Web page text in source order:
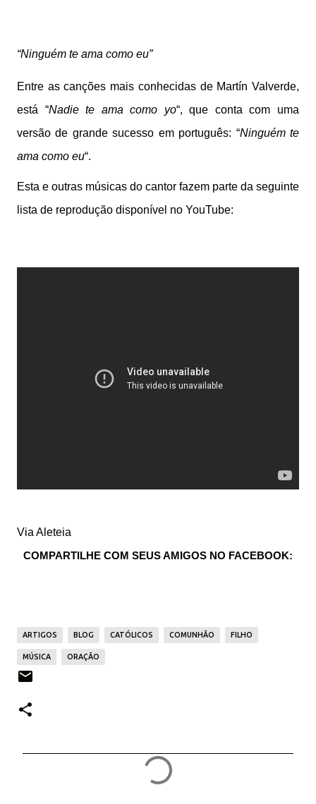
“Ninguém te ama como eu”
Entre as canções mais conhecidas de Martín Valverde,
está “Nadie te ama como yo“, que conta com uma
versão de grande sucesso em português: “Ninguém te
ama como eu“.
Esta e outras músicas do cantor fazem parte da seguinte
lista de reprodução disponível no YouTube:
Via Aleteia
COMPARTILHE COM SEUS AMIGOS NO FACEBOOK:
ARTIGOS BLOG CATÓLICOS COMUNHÃO FILHO
MÚSICA ORAÇÃO